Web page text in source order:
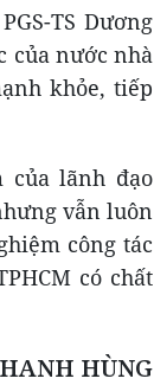
TS Dương
của nước nhà
khỏe, tiếp
của lãnh đạo
vẫn luôn
công tác
có chất
HÙNG